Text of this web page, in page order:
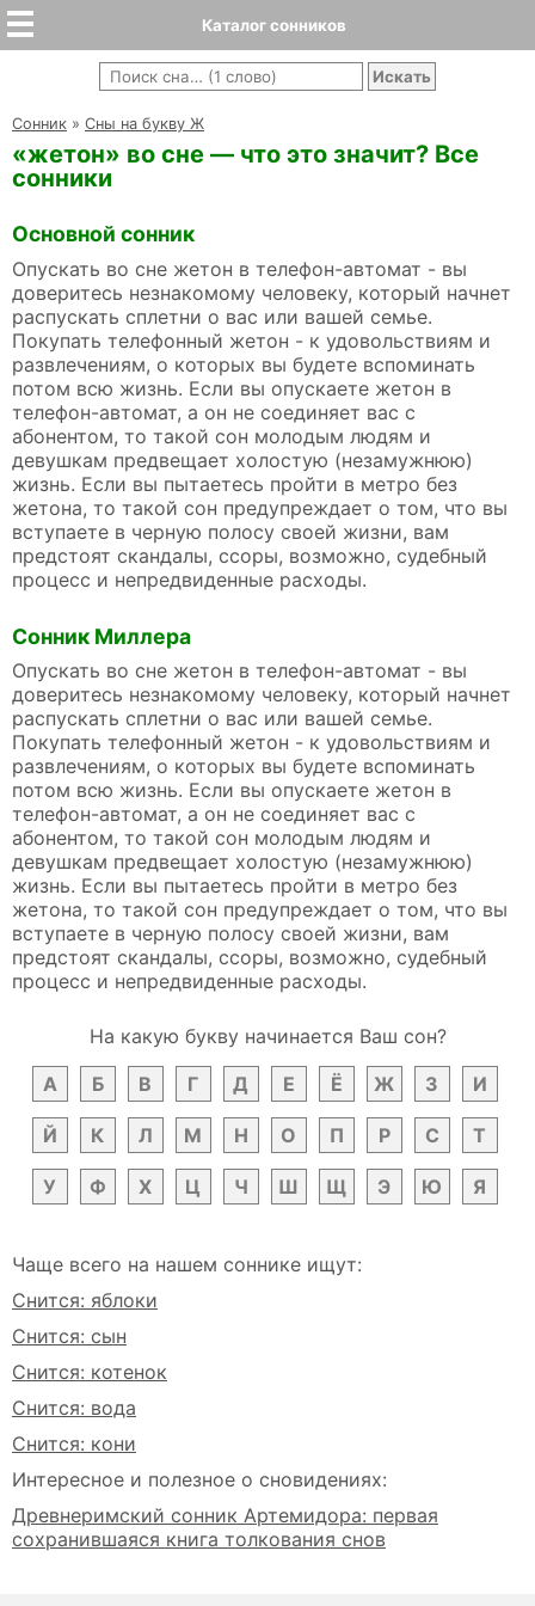
Каталог сонников
Cонник » Сны на букву Ж
«жетон» во сне — что это значит? Все
сонники
Основной сонник
Опускать во сне жетон в телефон-автомат - вы
доверитесь незнакомому человеку, который начнет
распускать сплетни о вас или вашей семье.
Покупать телефонный жетон - к удовольствиям и
развлечениям, о которых вы будете вспоминать
потом всю жизнь. Если вы опускаете жетон в
телефон-автомат, а он не соединяет вас с
абонентом, то такой сон молодым людям и
девушкам предвещает холостую (незамужнюю)
жизнь. Если вы пытаетесь пройти в метро без
жетона, то такой сон предупреждает о том, что вы
вступаете в черную полосу своей жизни, вам
предстоят скандалы, ссоры, возможно, судебный
процесс и непредвиденные расходы.
Сонник Миллера
Опускать во сне жетон в телефон-автомат - вы
доверитесь незнакомому человеку, который начнет
распускать сплетни о вас или вашей семье.
Покупать телефонный жетон - к удовольствиям и
развлечениям, о которых вы будете вспоминать
потом всю жизнь. Если вы опускаете жетон в
телефон-автомат, а он не соединяет вас с
абонентом, то такой сон молодым людям и
девушкам предвещает холостую (незамужнюю)
жизнь. Если вы пытаетесь пройти в метро без
жетона, то такой сон предупреждает о том, что вы
вступаете в черную полосу своей жизни, вам
предстоят скандалы, ссоры, возможно, судебный
процесс и непредвиденные расходы.
На какую букву начинается Ваш сон?
А
Б В Г Д Е Ё Ж З И
Й К Л М Н О П Р С Т
У Ф Х Ц Ч Ш Щ Э Ю Я
Чаще всего на нашем соннике ищут:
Снится: яблоки
Снится: сын
Снится: котенок
Снится: вода
Снится: кони
Интересное и полезное о сновидениях:
Древнеримский сонник Артемидора: первая
сохранившаяся книга толкования снов